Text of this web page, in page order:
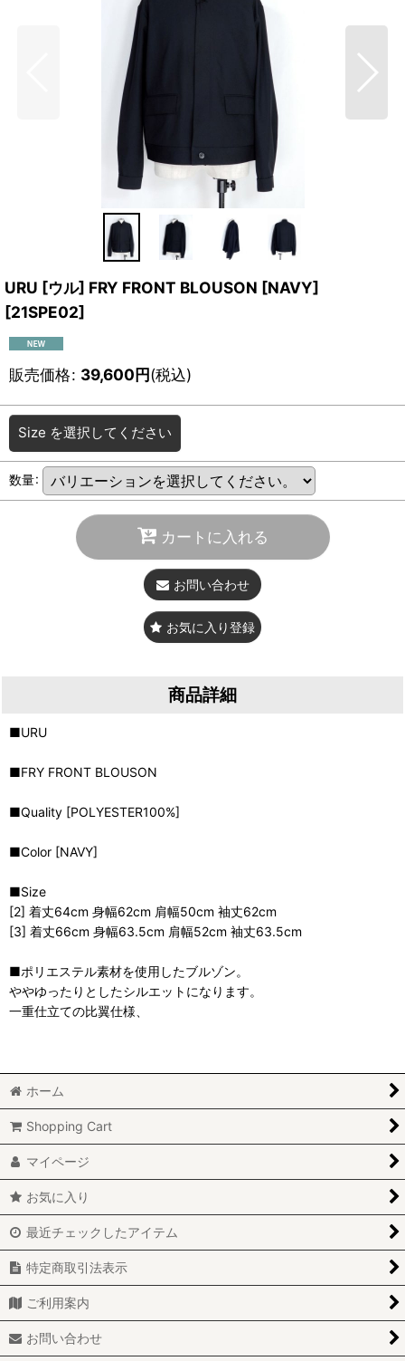
URU [ウル] FRY FRONT BLOUSON [NAVY]
[21SPE02]
販売価格: 39,600円(税込)
Size を選択してください
数量:
カートに入れる
お問い合わせ
お気に入り登録
商品詳細
■URU
■FRY FRONT BLOUSON
■Quality [POLYESTER100%]
■Color [NAVY]
■Size
[2] 着丈64cm 身幅62cm 肩幅50cm 袖丈62cm
[3] 着丈66cm 身幅63.5cm 肩幅52cm 袖丈63.5cm
■ポリエステル素材を使用したブルゾン。
ややゆったりとしたシルエットになります。
一重仕立ての比翼仕様、
ホーム
Shopping Cart
マイページ
お気に入り
最近チェックしたアイテム
特定商取引法表示
ご利用案内
お問い合わせ